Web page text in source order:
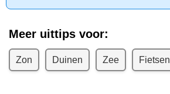
Meer uittips voor:
Zon Duinen Zee Fietsen